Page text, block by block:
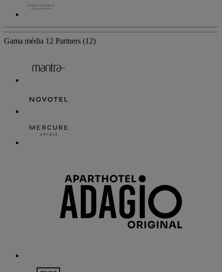
Gama média 12 Partners (12)